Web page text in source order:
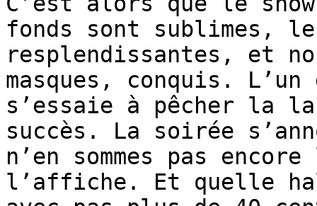
fonds sont sublimes,
resplendissantes, et
masques, conquis. L’un
s’essaie à pêcher la
succès. La soirée
n’en sommes pas
l’affiche. Et quelle